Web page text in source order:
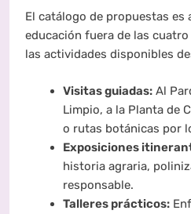
El catálogo de propuestas es
educación fuera de las
las actividades disponibles
Visitas guiadas:Al
Limpio, a la Planta de
o rutas botánicas por
Exposiciones
historia agraria,
responsable.
Talleres prácticos: